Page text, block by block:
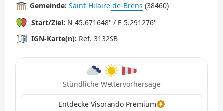
Gemeinde: Saint-Hilaire-de-Brens (38460)
Start/Ziel: N 45.671648° / E 5.291276°
IGN-Karte(n): Ref. 3132SB
Stündliche Wettervorhersage
Entdecke Visorando Premium